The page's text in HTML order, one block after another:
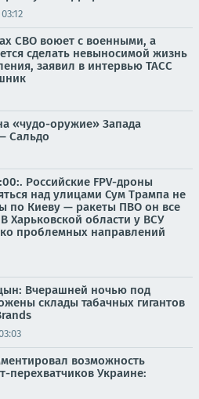
03:12
СВО воюет с военными, а
сделать невыносимой жизнь
заявил в интервью ТАСС
«чудо-оружие» Запада
Сальдо
Российские FPV-дроны
над улицами Сум Трампа не
по Киеву — ракеты ПВО он все
Харьковской области у ВСУ
проблемных направлений
Вчерашней ночью под
склады табачных гигантов
возможность
перехватчиков Украине: